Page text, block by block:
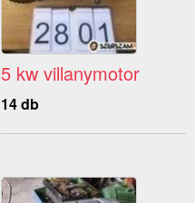
5 kw villanymotor
14 db